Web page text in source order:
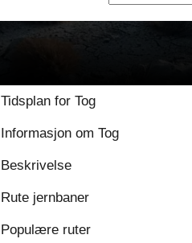
Tidsplan for Tog
Informasjon om Tog
Beskrivelse
Rute jernbaner
Populære ruter